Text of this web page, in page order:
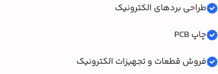
طراحی بردهای الکترونیک
چاپ PCB
فروش قطعات و تجهیزات الکترونیک